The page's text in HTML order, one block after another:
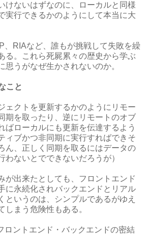
けないはずなのに、ローカルと同様
実行できるかのようにして本当に大
、RIAなど、誰もが挑戦して失敗を繰
る。これら死屍累々の歴史から学ぶ
思うがなぜ生かされないのか。
こと
ェクトを更新するかのようにリモー
期を取ったり、逆にリモートのオブ
ばローカルにも更新を伝達するよう
ィブかつ非同期に実行すればできそ
ん、正しく同期を取るにはデータの
わないとでできないだろうが）
が出来たとしても、フロントエンド
に永続化されバックエンドとリアル
というのは、シンプルであるがゆえ
しまう危険性もある。
ロントエンド・バックエンドの密結